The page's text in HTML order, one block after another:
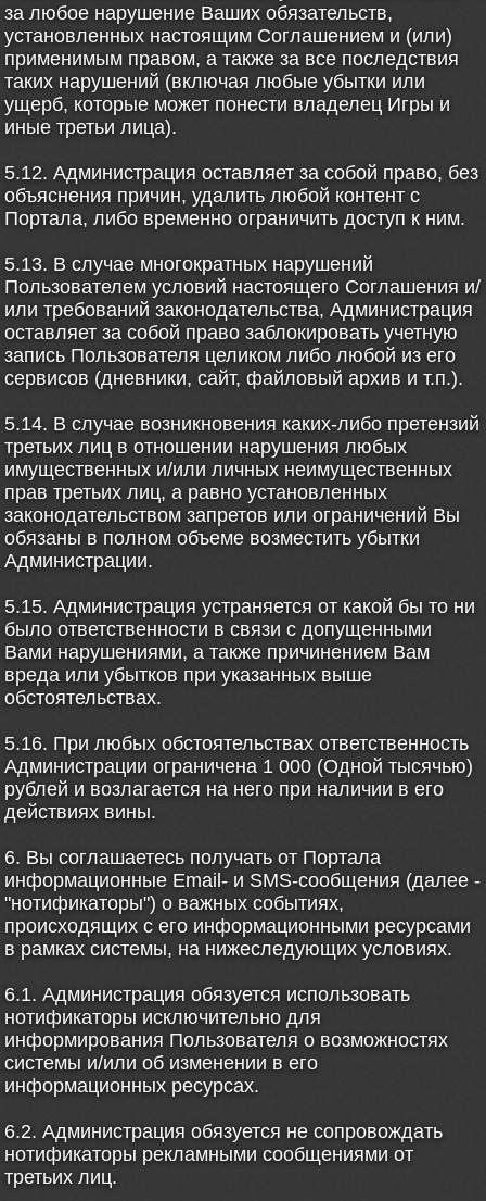
за любое нарушение Ваших обязательств,
установленных настоящим Соглашением и (или)
применимым правом, а также за все последствия
таких нарушений (включая любые убытки или
ущерб, которые может понести владелец Игры и
иные третьи лица).
5.12. Администрация оставляет за собой право, без
объяснения причин, удалить любой контент с
Портала, либо временно ограничить доступ к ним.
5.13. В случае многократных нарушений
Пользователем условий настоящего Соглашения и/
или требований законодательства, Администрация
оставляет за собой право заблокировать учетную
запись Пользователя целиком либо любой из его
сервисов (дневники, сайт, файловый архив и т.п.).
5.14. В случае возникновения каких-либо претензий
третьих лиц в отношении нарушения любых
имущественных и/или личных неимущественных
прав третьих лиц, а равно установленных
законодательством запретов или ограничений Вы
обязаны в полном объеме возместить убытки
Администрации.
5.15. Администрация устраняется от какой бы то ни
было ответственности в связи с допущенными
Вами нарушениями, а также причинением Вам
вреда или убытков при указанных выше
обстоятельствах.
5.16. При любых обстоятельствах ответственность
Администрации ограничена 1 000 (Одной тысячью)
рублей и возлагается на него при наличии в его
действиях вины.
6. Вы соглашаетесь получать от Портала
информационные Email- и SMS-сообщения (далее -
"нотификаторы") о важных событиях,
происходящих с его информационными ресурсами
в рамках системы, на нижеследующих условиях.
6.1. Администрация обязуется использовать
нотификаторы исключительно для
информирования Пользователя о возможностях
системы и/или об изменении в его
информационных ресурсах.
6.2. Администрация обязуется не сопровождать
нотификаторы рекламными сообщениями от
третьих лиц.